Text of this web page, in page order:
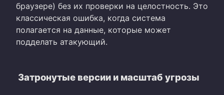
браузере) без их проверки на целостность. Это
классическая ошибка, когда система
полагается на данные, которые может
подделать атакующий.
Затронутые версии и масштаб угрозы